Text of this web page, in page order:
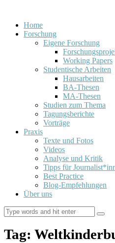
Home
Forschung
Eigene Forschung
Working Papers
Studentische Arbeiten
Hausarbeiten
BA-Thesen
MA-Thesen
Studien zum Thema
Tagungsberichte
Vorträge
Praxis
Texte und Fotos
Videos
Analyse und Kritik
Tipps für
Best Practice
Blog-Empfehlungen
Über uns
Tag: